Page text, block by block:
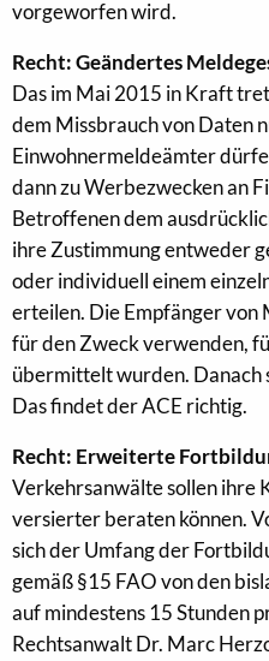
vorgeworfen wird.
Recht: Geändertes
Das im Mai 2015 in Kraft
dem Missbrauch von Daten
Einwohnermeldeämter
dann zu Werbezwecken an
Betroffenen dem
ihre Zustimmung entweder
oder individuell einem
erteilen. Die Empfänger
für den Zweck verwenden,
übermittelt wurden. Danach
Das findet der ACE richtig.
Recht: Erweiterte
Verkehrsanwälte sollen ihre
versierter beraten können.
sich der Umfang der
gemäß §15 FAO von den
auf mindestens 15 Stunden
Rechtsanwalt Dr. Marc